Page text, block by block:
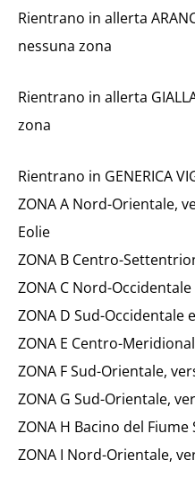
Rientrano in allerta
nessuna zona
Rientrano in allerta
zona
Rientrano in GENERICA
ZONA A Nord-Orientale,
Eolie
ZONA B Centro-
ZONA C Nord-
ZONA D Sud-Occidentale
ZONA E Centro-
ZONA F Sud-Orientale,
ZONA G Sud-Orientale,
ZONA H Bacino del Fiume
ZONA I Nord-Orientale,